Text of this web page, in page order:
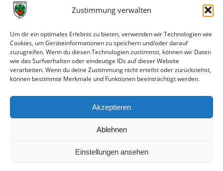
Zustimmung verwalten
Um dir ein optimales Erlebnis zu bieten, verwenden wir Technologien wie
Cookies, um Geräteinformationen zu speichern und/oder darauf
zuzugreifen. Wenn du diesen Technologien zustimmst, können wir Daten
wie das Surfverhalten oder eindeutige IDs auf dieser Website
verarbeiten. Wenn du deine Zustimmung nicht erteilst oder zurückziehst,
können bestimmte Merkmale und Funktionen beeinträchtigt werden.
Akzeptieren
Ablehnen
Einstellungen ansehen
31. Juli 2026
30. Juli 2026
Deine Spielminute: 89+1
28. Juli 2026
Neuer Rückensponsor
Neue Podcast-Folge: So tickt Björn!
27. Juli 2026